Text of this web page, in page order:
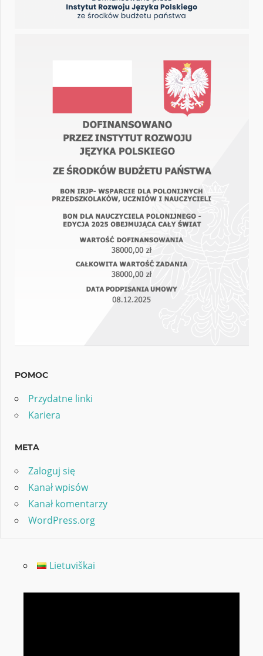
POMOC
Przydatne linki
Kariera
META
Zaloguj się
Kanał wpisów
Kanał komentarzy
WordPress.org
Lietuviškai